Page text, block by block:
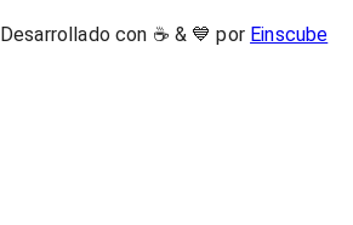
Desarrollado con ☕ & 💙 por Einscube